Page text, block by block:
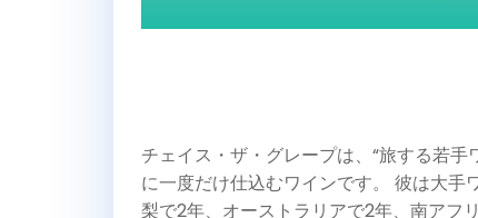
チェイス・ザ・グレープは、“旅する若
に一度だけ仕込むワインです。 彼は大
梨で2年、オーストラリアで2年、南アフ